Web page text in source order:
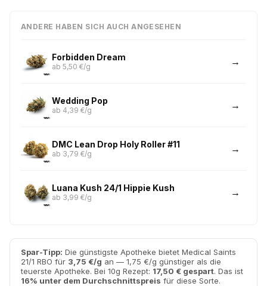
ANDERE HABEN SICH AUCH ANGESEHEN
Forbidden Dream
ab 5,50 €/g
Wedding Pop
ab 4,39 €/g
DMC Lean Drop Holy Roller #11
ab 3,79 €/g
Luana Kush 24/1 Hippie Kush
ab 3,99 €/g
Spar-Tipp: Die günstigste Apotheke bietet Medical Saints
21/1 RBO für 3,75 €/g an — 1,75 €/g günstiger als die
teuerste Apotheke. Bei 10g Rezept: 17,50 € gespart. Das ist
16% unter dem Durchschnittspreis für diese Sorte.